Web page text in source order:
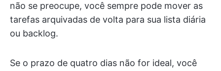
não se preocupe, você sempre pode mover as
tarefas arquivadas de volta para sua lista diária
ou backlog.
Se o prazo de quatro dias não for ideal, você